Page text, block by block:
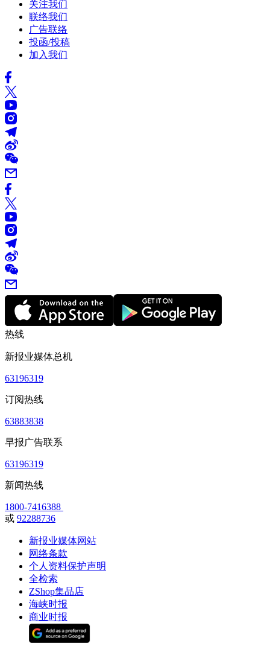
关注我们
联络我们
广告联络
投函/投稿
加入我们
热线
新报业媒体总机
63196319
订阅热线
63883838
早报广告联系
63196319
新闻热线
1800-7416388
或 92288736
新报业媒体网站
网络条款
个人资料保护声明
全检索
ZShop集品店
海峡时报
商业时报